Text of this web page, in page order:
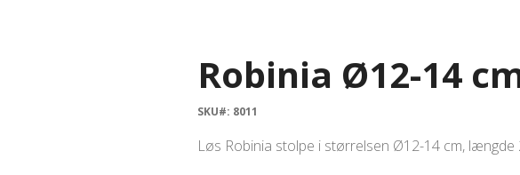
Robinia Ø12-14
SKU#: 8011
Løs Robinia stolpe i størrelsen Ø12-14 cm, længde